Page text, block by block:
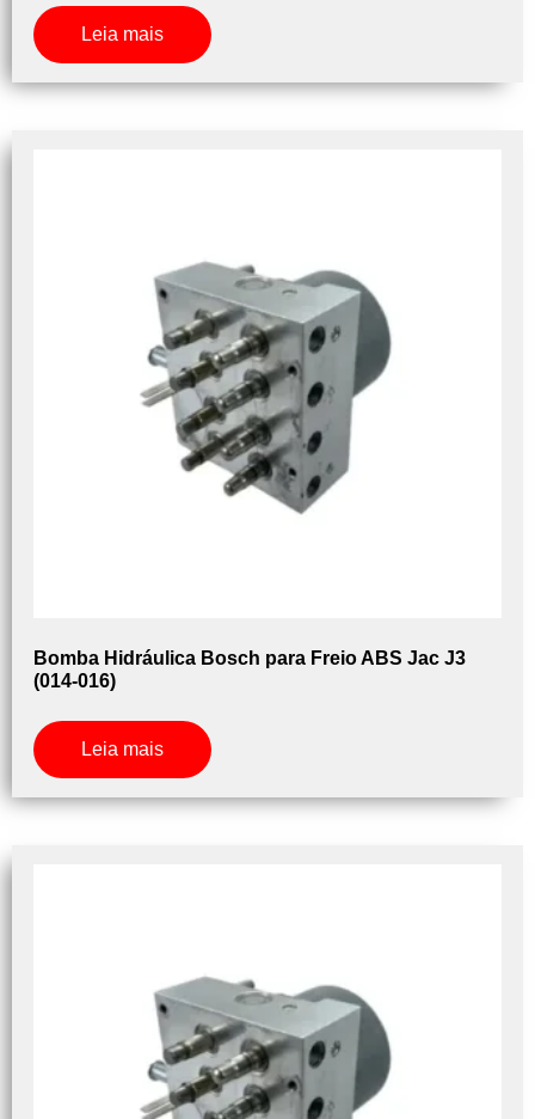
Leia mais
Bomba Hidráulica Bosch para Freio ABS Jac J3
(014-016)
Leia mais